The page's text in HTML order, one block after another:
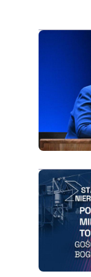
43:11